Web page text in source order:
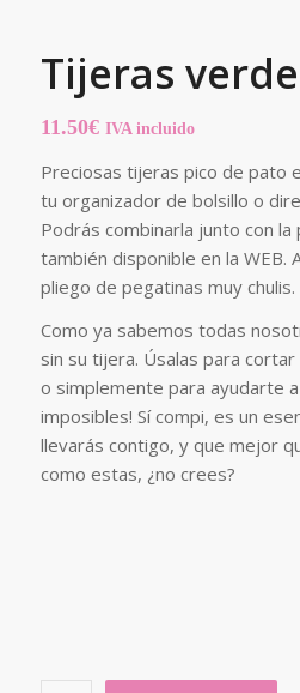
Tijeras
11.50€ IVA incluido
Preciosas tijeras pico de pato
tu organizador de bolsillo o
Podrás combinarla junto con la
también disponible en la WEB.
pliego de pegatinas muy chulis.
Como ya sabemos todas
sin su tijera. Úsalas para
o simplemente para ayudarte
imposibles! Sí compi, es un
llevarás contigo, y que mejor
como estas, ¿no crees?